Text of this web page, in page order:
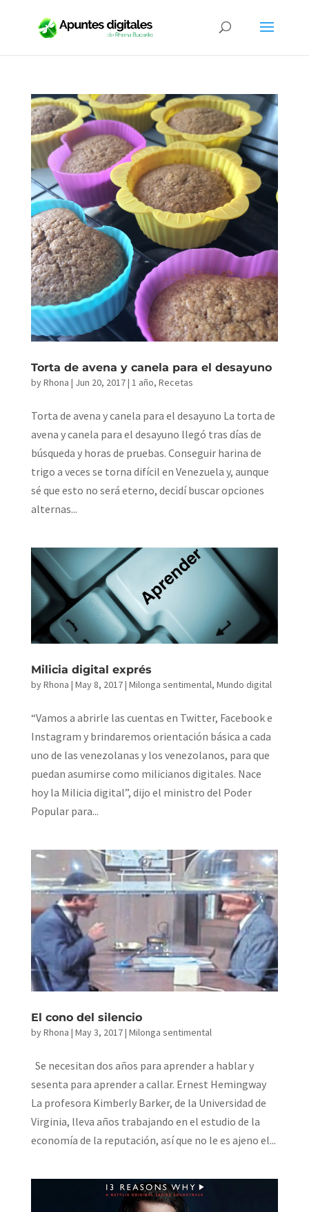
Torta de avena y canela para el desayuno
byRhona | Jun 20, 2017| 1 año, Recetas
Torta de avena y canela para el desayuno La torta de
avena y canela para el desayuno llegó tras días de
búsqueda y horas de pruebas. Conseguir harina de
trigo a veces se torna difícil en Venezuela y, aunque
sé que esto no será eterno, decidí buscar opciones
alternas...
Milicia digital exprés
byRhona | May 8, 2017| Milonga sentimental, Mundo digital
“Vamos a abrirle las cuentas en Twitter, Facebook e
Instagram y brindaremos orientación básica a cada
uno de las venezolanas y los venezolanos, para que
puedan asumirse como milicianos digitales. Nace
hoy la Milicia digital”, dijo el ministro del Poder
Popular para...
El cono del silencio
byRhona | May 3, 2017| Milonga sentimental
Se necesitan dos años para aprender a hablar y
sesenta para aprender a callar. Ernest Hemingway
La profesora Kimberly Barker, de la Universidad de
Virginia, lleva años trabajando en el estudio de la
economía de la reputación, así que no le es ajeno el...